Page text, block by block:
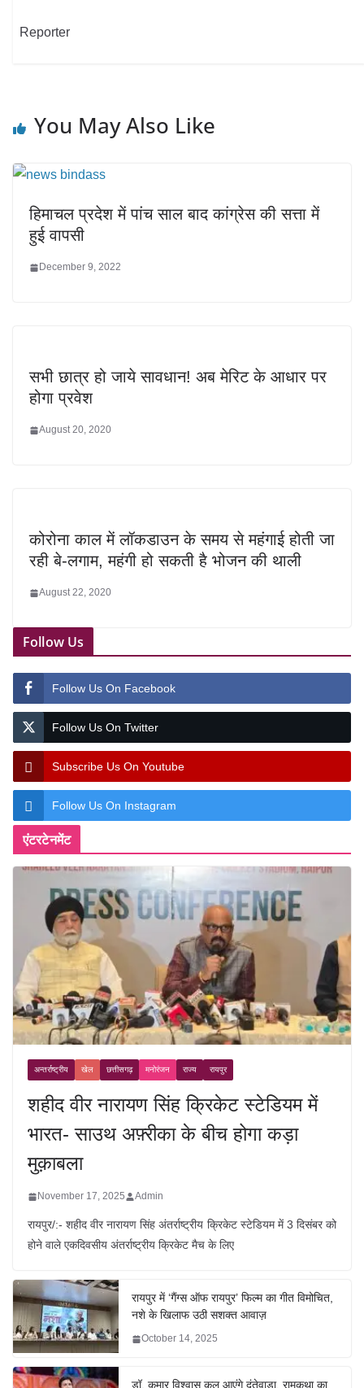
Reporter
You May Also Like
हिमाचल प्रदेश में पांच साल बाद कांग्रेस की सत्ता में
हुई वापसी
December 9, 2022
सभी छात्र हो जाये सावधान! अब मेरिट के आधार पर
होगा प्रवेश
August 20, 2020
कोरोना काल में लॉकडाउन के समय से महंगाई होती जा
रही बे-लगाम, महंगी हो सकती है भोजन की थाली
August 22, 2020
Follow Us
Follow Us On Facebook
Follow Us On Twitter
Subscribe Us On Youtube
Follow Us On Instagram
एंटरटेनमेंट
अन्तर्राष्ट्रीय खेल छत्तीसगढ़ मनोरंजन राज्य रायपुर
शहीद वीर नारायण सिंह क्रिकेट स्टेडियम में
भारत- साउथ अफ़्रीका के बीच होगा कड़ा
मुक़ाबला
November 17, 2025 Admin
रायपुर/:- शहीद वीर नारायण सिंह अंतर्राष्ट्रीय क्रिकेट स्टेडियम में 3 दिसंबर को
होने वाले एकदिवसीय अंतर्राष्ट्रीय क्रिकेट मैच के लिए
रायपुर में ‘गैंग्स ऑफ रायपुर’ फिल्म का गीत विमोचित,
नशे के खिलाफ उठी सशक्त आवाज़
October 14, 2025
डॉ. कुमार विश्वास कल आएंगे दंतेवाड़ा, रामकथा का